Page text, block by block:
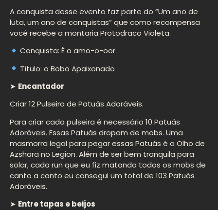
A conquista desse evento faz parte do “Um ano de
luta, um ano de conquistas” que como recompensa
você recebe a montaria Protodraco Violeta.
Conquista: É o amo-o-oor
Título: o Bobo Apaixonado
➤ Encantador
Criar 12 Pulseira de Patuás Adoráveis.
Para criar cada pulseira é necessário 10 Patuás
Adoráveis. Essas Patuás dropam de mobs. Uma
masmorra legal para pegar essas Patuás é a Olho de
Azshara no Legion. Além de ser bem tranquila para
solar, cada run que eu fiz matando todos os mobs de
canto a canto eu consegui um total de 103 Patuás
Adoráveis.
➤ Entre tapas e beijos